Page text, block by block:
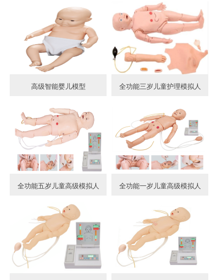
高级智能婴儿模型 全功能三岁儿童护理模拟人
全功能五岁儿童高级模拟人 全功能一岁儿童高级模拟人